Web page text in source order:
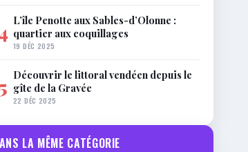
L’île Penotte aux Sables-d’Olonne :
quartier aux coquillages
19 DÉC 2025
5 Découvrir le littoral vendéen depuis le
gîte de la Gravée
22 DÉC 2025
LA MÊME CATÉGORIE